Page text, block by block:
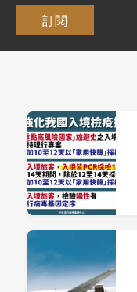
訂閱